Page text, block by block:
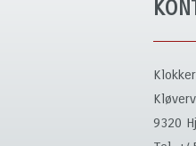
9320